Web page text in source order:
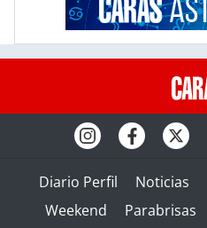
Diario Perfil Noticias
Weekend
Parabrisas